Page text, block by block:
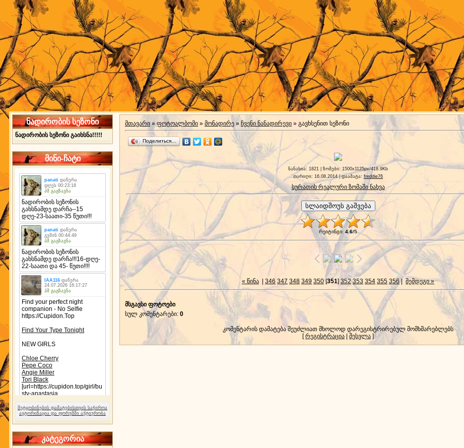
ნადირობის სეზონი
ნადირობის სეზონი გაიხსნა!!!!!
მინი-ჩატი
შეტყობინების დამატებისთვის საჭიროა
ავტორიზაცია და ფორუმში აქტიურობა
კატეგორია
მთავარი » ფოტოალბომი » მონადირე » ჩვენი ნანადირევი » გავხსენით სეზონი
Поделиться…
ნანახია: 1821 | ზომები: 1500x1125px/418.9Kb
თარიღი: 16.08.2014 |დაამატა: freddie76
სურათის რეალური ზომაში ნახვა
რეიტინგი: 4.6/5
« წინა 346 347 348 349 350 [351] 352 353 354 355 356| შემდეგი »
მსგავსი ფოტოები
სულ კომენტარები: 0
კომენტარის დამატება შეუძლიათ მხოლოდ დარეგისტრირებულ მომხმარებლებს
[რეგისტრაცია შესვლა ]